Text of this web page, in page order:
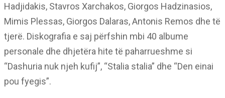
Hadjidakis, Stavros Xarchakos, Giorgos Hadzinasios,
Mimis Plessas, Giorgos Dalaras, Antonis Remos dhe të
tjerë. Diskografia e saj përfshin mbi 40 albume
personale dhe dhjetëra hite të paharrueshme si
“Dashuria nuk njeh kufij”, “Stalia stalia” dhe “Den einai
pou fyegis”.